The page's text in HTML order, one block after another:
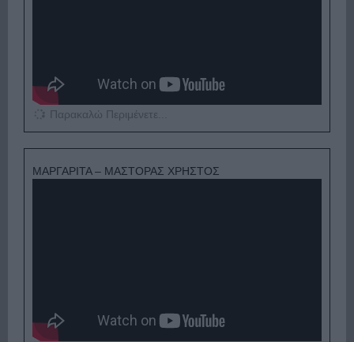
Παρακαλώ Περιμένετε...
ΜΑΡΓΑΡΙΤΑ – ΜΑΣΤΟΡΑΣ ΧΡΗΣΤΟΣ